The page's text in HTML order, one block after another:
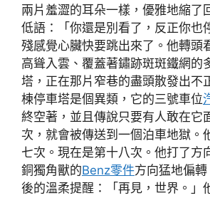
兩片羞澀的耳朵一樣，優雅地縮了
低語：「你還是別看了，反正你也
殘感覺心臟快要跳出來了。他轉頭
高聳入雲、覆蓋著鏽跡斑斑鐵網的
塔，正在那片窄巷的盡頭散發出不
棟停車塔是個異類，它的三號車位
終空著，並且傳說只要有人敢在它
次，就會被傳送到一個泊車地獄。
七次。現在是第十八次。他打了方
銅獨角獸的Benz零件方向猛地偏
後的溫柔提醒：「再見，世界。」